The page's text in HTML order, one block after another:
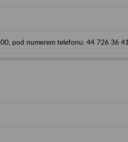
pod numerem telefonu: 44 726 36 41